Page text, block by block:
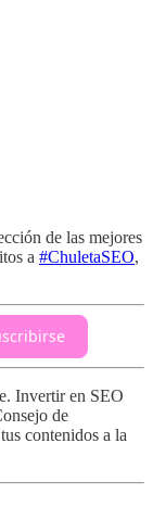
de las mejores
a #ChuletaSEO,
Invertir en SEO
de
contenidos a la